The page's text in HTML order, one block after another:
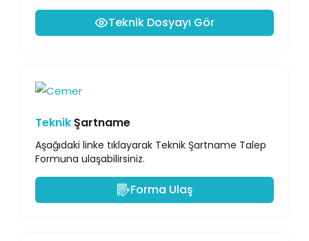
Teknik Dosyayı Gör
Teknik Şartname
Aşağıdaki linke tıklayarak Teknik Şartname Talep
Formuna ulaşabilirsiniz.
Forma Ulaş